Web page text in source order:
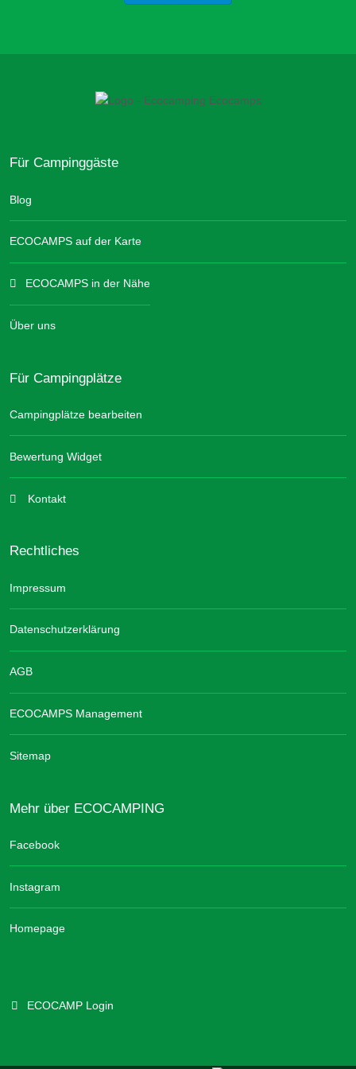
Für Campinggäste
Blog
ECOCAMPS auf der Karte
ECOCAMPS in der Nähe
Über uns
Für Campingplätze
Campingplätze bearbeiten
Bewertung Widget
Kontakt
Rechtliches
Impressum
Datenschutzerklärung
AGB
ECOCAMPS Management
Sitemap
Mehr über ECOCAMPING
Facebook
Instagram
Homepage
ECOCAMP Login